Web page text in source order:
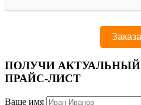
ПОЛУЧИ АКТУАЛЬНЫЙ
ПРАЙС-ЛИСТ
Ваше имя